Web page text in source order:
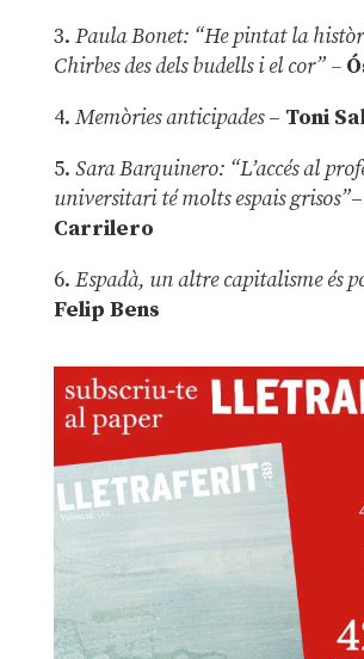
3. Paula Bonet: “He pintat la
Chirbes des dels budells i el cor” –
4. Memòries anticipades– Toni
5. Sara Barquinero: “L’accés al
universitari té molts espais grisos”–
Carrilero
6. Espadà, un altre capitalisme és
Felip Bens